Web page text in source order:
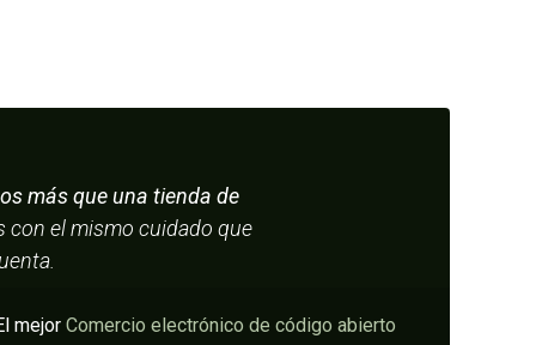
más que una tienda de
con el mismo cuidado que
mejor Comercio electrónico de código abierto